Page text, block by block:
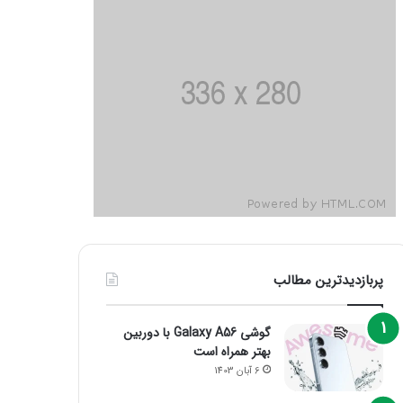
پربازدیدترین مطالب
گوشی Galaxy A56 با دوربین
بهتر همراه است
6 آبان 1403